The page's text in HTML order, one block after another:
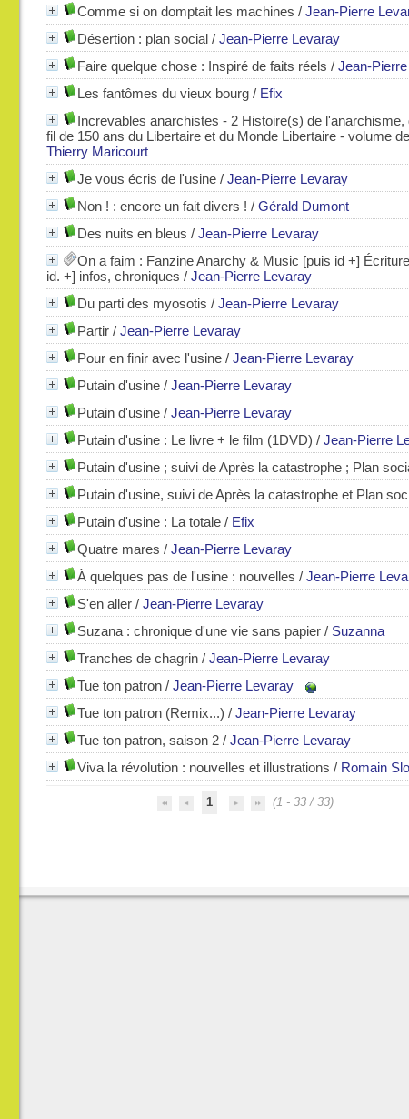
Comme si on domptait les machines / Jean-Pierre
Désertion : plan social / Jean-Pierre Levaray
Faire quelque chose : Inspiré de faits réels / Jean-
Les fantômes du vieux bourg / Efix
Increvables anarchistes - 2 Histoire(s) de
fil de 150 ans du Libertaire et du Monde Libertaire - volume
Thierry Maricourt
Je vous écris de l'usine / Jean-Pierre Levaray
Non ! : encore un fait divers ! / Gérald Dumont
Des nuits en bleus / Jean-Pierre Levaray
On a faim : Fanzine Anarchy & Music [puis id +]
id. +] infos, chroniques / Jean-Pierre Levaray
Du parti des myosotis / Jean-Pierre Levaray
Partir / Jean-Pierre Levaray
Pour en finir avec l'usine / Jean-Pierre Levaray
Putain d'usine / Jean-Pierre Levaray
Putain d'usine / Jean-Pierre Levaray
Putain d'usine : Le livre + le film (1DVD) / Jean-Pierre
Putain d'usine ; suivi de Après la catastrophe ; Plan
Putain d'usine, suivi de Après la catastrophe et Plan
Putain d'usine : La totale / Efix
Quatre mares / Jean-Pierre Levaray
À quelques pas de l'usine : nouvelles / Jean-Pierre
S'en aller / Jean-Pierre Levaray
Suzana : chronique d'une vie sans papier / Suzanna
Tranches de chagrin / Jean-Pierre Levaray
Tue ton patron / Jean-Pierre Levaray
Tue ton patron (Remix...) / Jean-Pierre Levaray
Tue ton patron, saison 2 / Jean-Pierre Levaray
Viva la révolution : nouvelles et illustrations / Romain
1 (1 - 33 / 33)